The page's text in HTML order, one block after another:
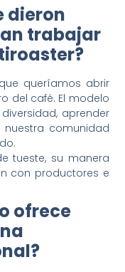
dieron
trabajar
queríamos abrir
del café. El modelo
aprender
comunidad
tueste, su manera
con productores e
ofrece